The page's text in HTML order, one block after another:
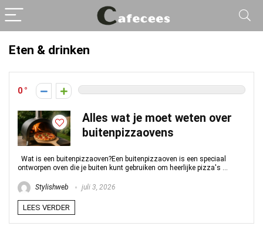
Eten & drinken
0
Alles wat je moet weten over
buitenpizzaovens
Wat is een buitenpizzaoven?Een buitenpizzaoven is een speciaal
ontworpen oven die je buiten kunt gebruiken om heerlijke pizza's ...
Stylishweb juli 3, 2026
LEES VERDER